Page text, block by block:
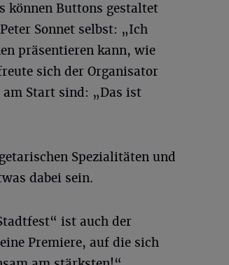
können Buttons gestaltet
Sonnet selbst: „Ich
präsentieren kann, wie
sich der Organisator
Start sind: „Das ist
Spezialitäten und
dabei sein.
ist auch der
Premiere, auf die sich